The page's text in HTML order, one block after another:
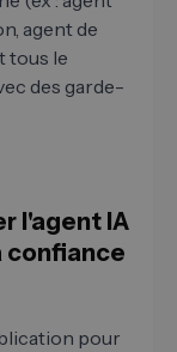
agent de
tous le
des garde-
l'agent IA
confiance
pour